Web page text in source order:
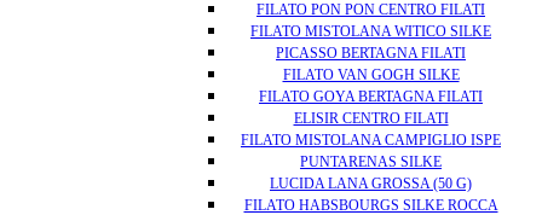
FILATO PON PON CENTRO FILATI
FILATO MISTOLANA WITICO SILKE
PICASSO BERTAGNA FILATI
FILATO VAN GOGH SILKE
FILATO GOYA BERTAGNA FILATI
ELISIR CENTRO FILATI
FILATO MISTOLANA CAMPIGLIO ISPE
PUNTARENAS SILKE
LUCIDA LANA GROSSA (50 G)
FILATO HABSBOURGS SILKE ROCCA